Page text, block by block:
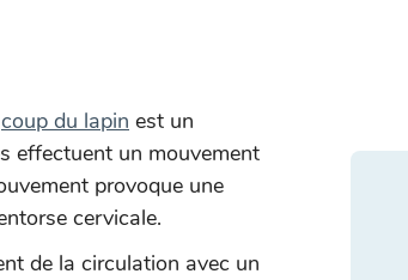
coup du lapin est un
effectuent un mouvement
provoque une
cervicale.
de la circulation avec un